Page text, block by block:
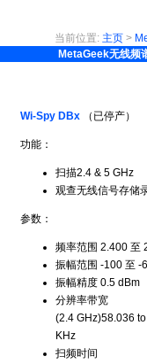
当前位置: 主页>
MetaGeek无线频
Wi-Spy DBx （已停产）
功能：
扫描2.4 & 5 GHz
观查无线信号存储
参数：
频率范围 2.400 至
振幅范围 -100 至 -
振幅精度 0.5 dBm
分辨率带宽
(2.4 GHz)58.036
KHz
扫频时间